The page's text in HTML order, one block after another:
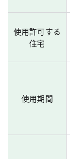
使用許可する
住宅
使用期間